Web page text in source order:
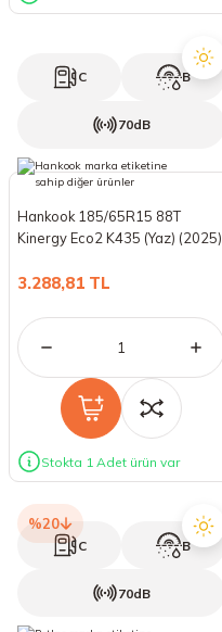
C B
70dB
Hankook 185/65R15 88T
Kinergy Eco2 K435 (Yaz) (2025)
3.288,81 TL
Stokta 1 Adet ürün var
%20
C B
70dB